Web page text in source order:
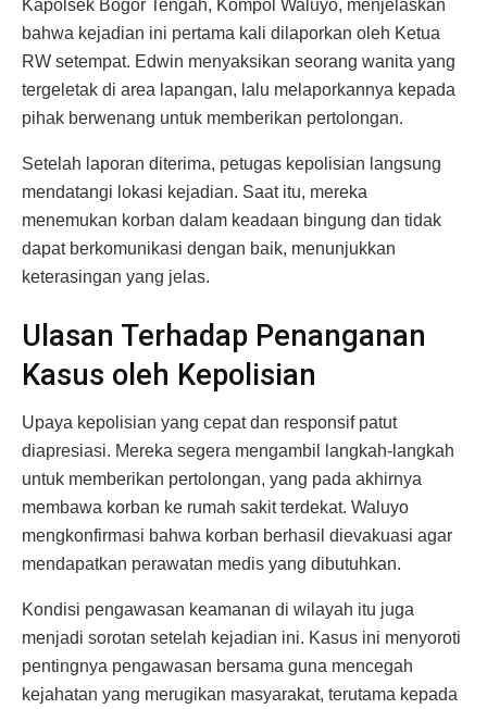
Kapolsek Bogor Tengah, Kompol Waluyo, menjelaskan
bahwa kejadian ini pertama kali dilaporkan oleh Ketua
RW setempat. Edwin menyaksikan seorang wanita yang
tergeletak di area lapangan, lalu melaporkannya kepada
pihak berwenang untuk memberikan pertolongan.
Setelah laporan diterima, petugas kepolisian langsung
mendatangi lokasi kejadian. Saat itu, mereka
menemukan korban dalam keadaan bingung dan tidak
dapat berkomunikasi dengan baik, menunjukkan
keterasingan yang jelas.
Ulasan Terhadap Penanganan
Kasus oleh Kepolisian
Upaya kepolisian yang cepat dan responsif patut
diapresiasi. Mereka segera mengambil langkah-langkah
untuk memberikan pertolongan, yang pada akhirnya
membawa korban ke rumah sakit terdekat. Waluyo
mengkonfirmasi bahwa korban berhasil dievakuasi agar
mendapatkan perawatan medis yang dibutuhkan.
Kondisi pengawasan keamanan di wilayah itu juga
menjadi sorotan setelah kejadian ini. Kasus ini menyoroti
pentingnya pengawasan bersama guna mencegah
kejahatan yang merugikan masyarakat, terutama kepada